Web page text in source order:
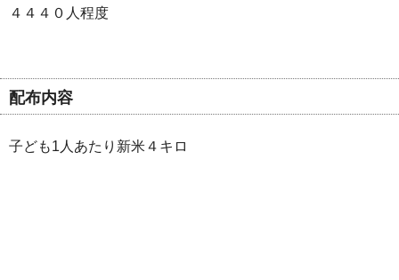
４４４０人程度
配布内容
子ども1人あたり新米４キロ